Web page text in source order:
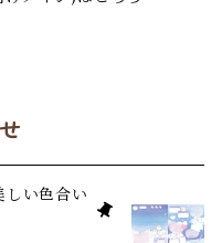
しい色合い